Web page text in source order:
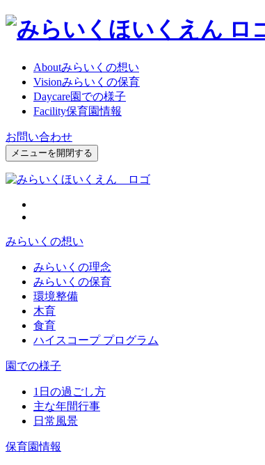
Aboutみらいくの想い
Visionみらいくの保育
Daycare園での様子
Facility保育園情報
お問い合わせ
メニューを開閉する
みらいくの想い
みらいくの理念
みらいくの保育
環境整備
木育
食育
ハイスコープ プログラム
園での様子
1日の過ごし方
主な年間行事
日常風景
保育園情報